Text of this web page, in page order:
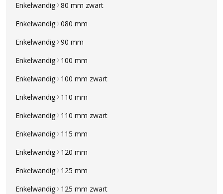
Enkelwandig 80 mm zwart
Enkelwandig 080 mm
Enkelwandig 90 mm
Enkelwandig
100 mm
Enkelwandig
100 mm zwart
Enkelwandig
110 mm
Enkelwandig
110 mm zwart
Enkelwandig
115 mm
Enkelwandig
120 mm
Enkelwandig
125 mm
Enkelwandig
125 mm zwart